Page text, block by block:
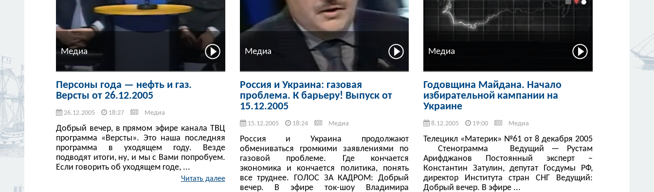
Медиа
Персоны года — нефть и газ.
Версты от 26.12.2005
26.12.2005 18:27 Медиа
Добрый вечер, в прямом эфире канала ТВЦ
программа «Версты». Это наша последняя
программа в уходящем году. Везде
подводят итоги, ну, и мы с Вами попробуем.
Если говорить об уходящем годе, ...
Читать далее
Медиа
Россия и Украина: газовая
проблема. К барьеру! Выпуск от
15.12.2005
15.12.2005 18:24 Медиа
Россия и Украина продолжают
обмениваться громкими заявлениями по
газовой проблеме. Где кончается
экономика и кончается политика, понять
все труднее. ГОЛОС ЗА КАДРОМ: Добрый
вечер. В эфире ток-шоу Владимира
Медиа
Годовщина Майдана. Начало
избирательной кампании на
Украине
8.12.2005 19:00 Медиа
Телецикл «Материк» №61 от 8 декабря 2005
Стенограмма Ведущий — Рустам
Арифджанов Постоянный эксперт –
Константин Затулин, депутат Госдумы РФ,
директор Института стран СНГ Ведущий:
Добрый вечер. В эфире ...